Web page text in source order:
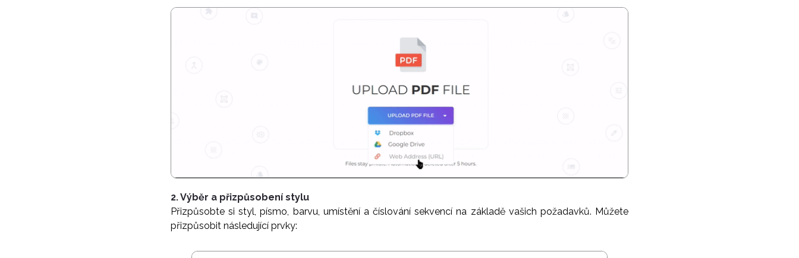
2. Výběr a přizpůsobení stylu
Přizpůsobte si styl, písmo, barvu, umístění a číslování sekvencí na základě vašich požadavků. Můžete
přizpůsobit následující prvky: